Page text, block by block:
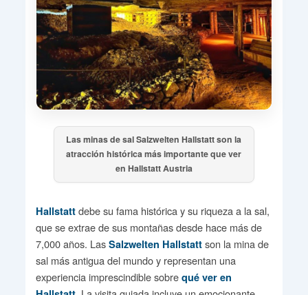
Las minas de sal Salzwelten Hallstatt son la
atracción histórica más importante que ver
en Hallstatt Austria
Hallstattdebe su fama histórica y su riqueza a la sal,
que se extrae de sus montañas desde hace más de
7,000 años. Las Salzwelten Hallstattson la mina de
sal más antigua del mundo y representan una
experiencia imprescindible sobre qué ver en